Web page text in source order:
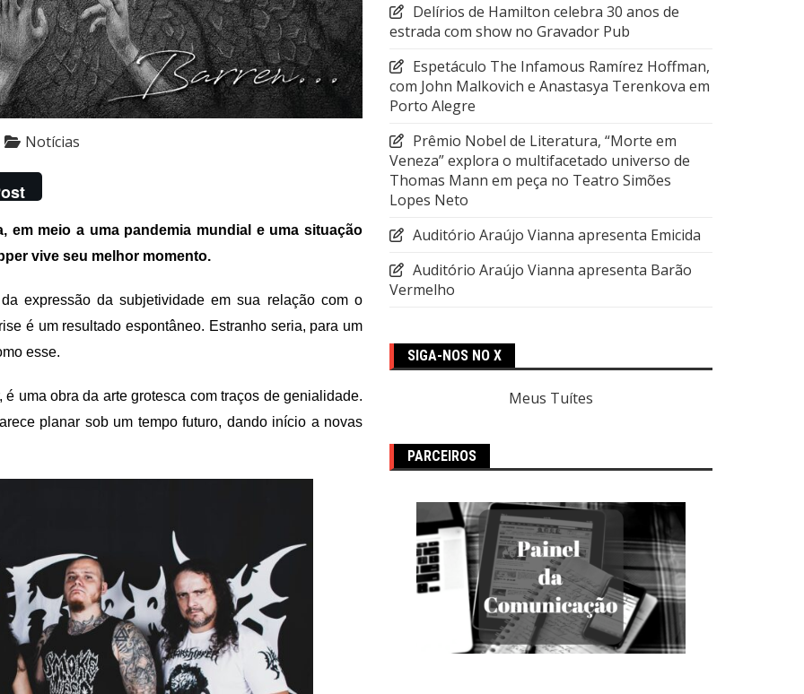
Notícias
em meio a uma pandemia mundial e uma situação
vive seu melhor momento.
expressão da subjetividade em sua relação com o
é um resultado espontâneo. Estranho seria, para um
esse.
uma obra da arte grotesca com traços de genialidade.
planar sob um tempo futuro, dando início a novas
Delírios de Hamilton celebra 30 anos de
estrada com show no Gravador Pub
Espetáculo The Infamous Ramírez Hoffman,
com John Malkovich e Anastasya Terenkova em
Porto Alegre
Prêmio Nobel de Literatura, “Morte em
Veneza” explora o multifacetado universo de
Thomas Mann em peça no Teatro Simões
Lopes Neto
Auditório Araújo Vianna apresenta Emicida
Auditório Araújo Vianna apresenta Barão
Vermelho
SIGA-NOS NO X
Meus Tuítes
PARCEIROS